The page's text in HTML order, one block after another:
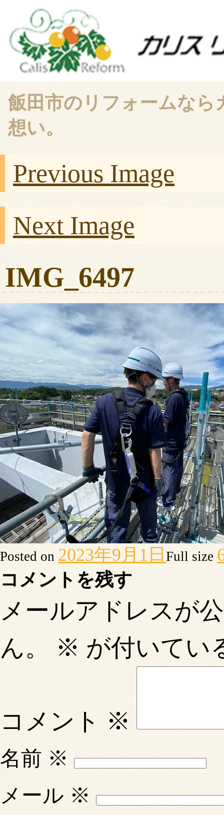
飯田市のリフォームな
想い。
Previous Image
Next Image
IMG_6497
Posted on 2023年9月1日 Full size
コメントを残す
メールアドレスが
ん。
※ が付いてい
コメント ※
名前 ※
メール ※